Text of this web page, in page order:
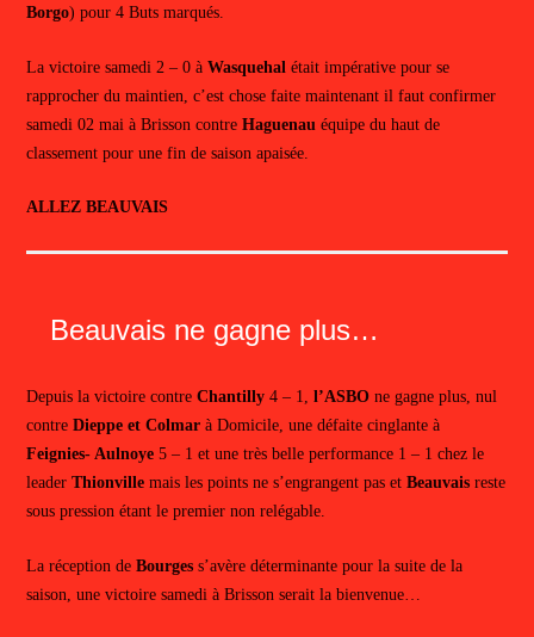
Borgo) pour 4 Buts marqués.
La victoire samedi 2 – 0 àWasquehal était impérative pour se
rapprocher du maintien, c’est chose faite maintenant il faut confirmer
samedi 02 mai à Brisson contreHaguenau équipe du haut de
classement pour une fin de saison apaisée.
ALLEZ BEAUVAIS
Beauvais ne gagne plus…
Depuis la victoire contreChantilly 4 – 1, l’ASBOne gagne plus, nul
contre Dieppe et Colmarà Domicile, une défaite cinglante à
Feignies- Aulnoye5 – 1 et une très belle performance 1 – 1 chez le
leaderThionvillemais les points ne s’engrangent pas et Beauvaisreste
sous pression étant le premier non relégable.
La réception de Bourgess’avère déterminante pour la suite de la
saison, une victoire samedi à Brisson serait la bienvenue…